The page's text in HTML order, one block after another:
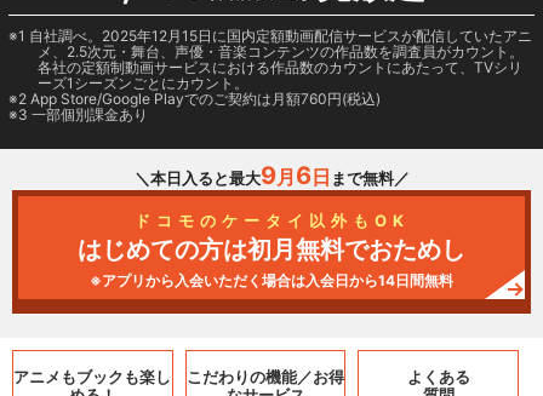
1 自社調べ。2025年12月15日に国内定額動画配信サービスが配信していたアニ
メ、2.5次元・舞台、声優・音楽コンテンツの作品数を調査員がカウント。
各社の定額制動画サービスにおける作品数のカウントにあたって、TVシリ
ーズ1シーズンごとにカウント。
2 App Store/Google Playでのご契約は月額760円(税込)
3 一部個別課金あり
＼本日入ると最大9月 6日 まで無料／
ドコモのケータイ以外もOK
はじめての方は初月無料でおためし
※アプリから入会いただく場合は入会日から14日間無料
アニメもブックも楽し
こだわりの機能／お得
よくある